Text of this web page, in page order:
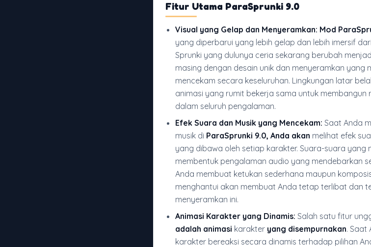
Fitur Utama ParaSprunki 9.0
Visual yang Gelap dan Menyeramkan: Mod
yang diperbarui yang lebih gelap dan lebih imersif
Sprunki yang dulunya ceria sekarang berubah
masing dengan desain unik dan menyeramkan yang
mencekam secara keseluruhan. Lingkungan latar
animasi yang rumit bekerja sama untuk
dalam seluruh pengalaman.
Efek Suara dan Musik yang Mencekam: Saat Anda
musik di ParaSprunki 9.0, Anda akan melihat efek
yang dibawa oleh setiap karakter. Suara-suara yang
membentuk pengalaman audio yang mendebarkan
Anda membuat ketukan sederhana maupun
menghantui akan membuat Anda tetap terlibat dan
menyeramkan ini.
Animasi Karakter yang Dinamis: Salah satu fitur
adalah animasi karakter yang disempurnakan. Saat
karakter bereaksi secara dinamis terhadap pilihan